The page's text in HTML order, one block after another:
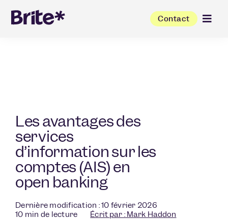
Contact
Les avantages des
services
d’information sur les
comptes (AIS) en
open banking
Dernière modification : 10 février 2026
10 min de lecture Écrit par :Mark Haddon